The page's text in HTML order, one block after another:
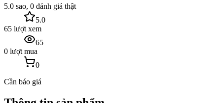
5.0 sao, 0 đánh giá thật
5.0
65 lượt xem
65
0 lượt mua
0
Cần báo giá